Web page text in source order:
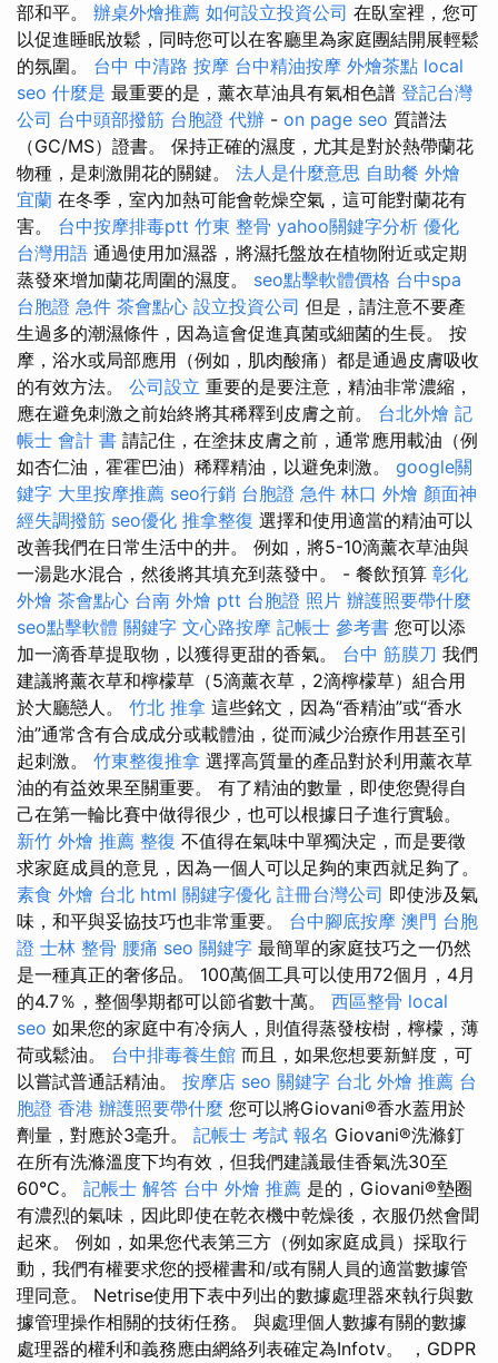
部和平。 辦桌外燴推薦 如何設立投資公司 在臥室裡，您可
以促進睡眠放鬆，同時您可以在客廳里為家庭團結開展輕鬆
的氛圍。 台中 中清路 按摩 台中精油按摩 外燴茶點 local
seo 什麼是 最重要的是，薰衣草油具有氣相色譜 登記台灣
公司 台中頭部撥筋 台胞證 代辦 - on page seo 質譜法
（GC/MS）證書。 保持正確的濕度，尤其是對於熱帶蘭花
物種，是刺激開花的關鍵。 法人是什麼意思 自助餐 外燴
宜蘭 在冬季，室內加熱可能會乾燥空氣，這可能對蘭花有
害。 台中按摩排毒ptt 竹東 整骨 yahoo關鍵字分析 優化
台灣用語 通過使用加濕器，將濕托盤放在植物附近或定期
蒸發來增加蘭花周圍的濕度。 seo點擊軟體價格 台中spa
台胞證 急件 茶會點心 設立投資公司 但是，請注意不要產
生過多的潮濕條件，因為這會促進真菌或細菌的生長。 按
摩，浴水或局部應用（例如，肌肉酸痛）都是通過皮膚吸收
的有效方法。 公司設立 重要的是要注意，精油非常濃縮，
應在避免刺激之前始終將其稀釋到皮膚之前。 台北外燴 記
帳士 會計 書 請記住，在塗抹皮膚之前，通常應用載油（例
如杏仁油，霍霍巴油）稀釋精油，以避免刺激。 google關
鍵字 大里按摩推薦 seo行銷 台胞證 急件 林口 外燴 顏面神
經失調撥筋 seo優化 推拿整復 選擇和使用適當的精油可以
改善我們在日常生活中的井。 例如，將5-10滴薰衣草油與
一湯匙水混合，然後將其填充到蒸發中。 - 餐飲預算 彰化
外燴 茶會點心 台南 外燴 ptt 台胞證 照片 辦護照要帶什麼
seo點擊軟體 關鍵字 文心路按摩 記帳士 參考書 您可以添
加一滴香草提取物，以獲得更甜的香氣。 台中 筋膜刀 我們
建議將薰衣草和檸檬草（5滴薰衣草，2滴檸檬草）組合用
於大廳戀人。 竹北 推拿 這些銘文，因為“香精油”或“香水
油”通常含有合成成分或載體油，從而減少治療作用甚至引
起刺激。 竹東整復推拿 選擇高質量的產品對於利用薰衣草
油的有益效果至關重要。 有了精油的數量，即使您覺得自
己在第一輪比賽中做得很少，也可以根據日子進行實驗。
新竹 外燴 推薦 整復 不值得在氣味中單獨決定，而是要徵
求家庭成員的意見，因為一個人可以足夠的東西就足夠了。
素食 外燴 台北 html 關鍵字優化 註冊台灣公司 即使涉及氣
味，和平與妥協技巧也非常重要。 台中腳底按摩 澳門 台胞
證 士林 整骨 腰痛 seo 關鍵字 最簡單的家庭技巧之一仍然
是一種真正的奢侈品。 100萬個工具可以使用72個月，4月
的4.7％，整個學期都可以節省數十萬。 西區整骨 local
seo 如果您的家庭中有冷病人，則值得蒸發桉樹，檸檬，薄
荷或鬆油。 台中排毒養生館 而且，如果您想要新鮮度，可
以嘗試普通話精油。 按摩店 seo 關鍵字 台北 外燴 推薦 台
胞證 香港 辦護照要帶什麼 您可以將Giovani®香水蓋用於
劑量，對應於3毫升。 記帳士 考試 報名 Giovani®洗滌釘
在所有洗滌溫度下均有效，但我們建議最佳香氣洗30至
60°C。 記帳士 解答 台中 外燴 推薦 是的，Giovani®墊圈
有濃烈的氣味，因此即使在乾衣機中乾燥後，衣服仍然會聞
起來。 例如，如果您代表第三方（例如家庭成員）採取行
動，我們有權要求您的授權書和/或有關人員的適當數據管
理同意。 Netrise使用下表中列出的數據處理器來執行與數
據管理操作相關的技術任務。 與處理個人數據有關的數據
處理器的權利和義務應由網絡列表確定為Infotv。 ，GDPR